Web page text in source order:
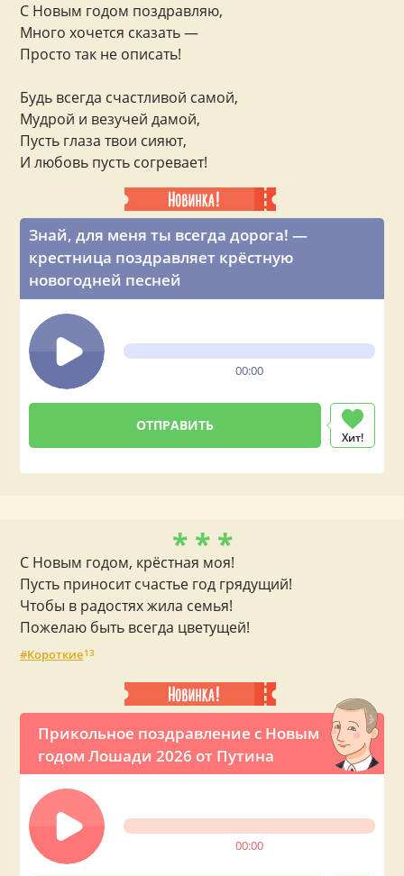
Знай, для меня ты всегда дорога! —
крестница поздравляет крёстную
новогодней песней
00:00
Хит!
С Новым годом поздравляю,
Много хочется сказать —
Просто так не описать!
Будь всегда счастливой самой,
Мудрой и везучей дамой,
Пусть глаза твои сияют,
И любовь пусть согревает!
Прикольное поздравление с Новым
годом Лошади 2026 от Путина
00:00
* * *
С Новым годом, крёстная моя!
Пусть приносит счастье год грядущий!
Чтобы в радостях жила семья!
Пожелаю быть всегда цветущей!
Короткие13